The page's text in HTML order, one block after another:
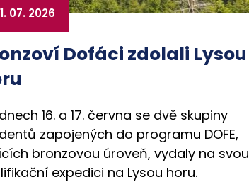
Dofáci zdolali Lysou
07. 2026
16. a 17. června se dvě skupiny
zapojených do programu DOFE,
bronzovou úroveň, vydaly na svou
expedici na Lysou horu.